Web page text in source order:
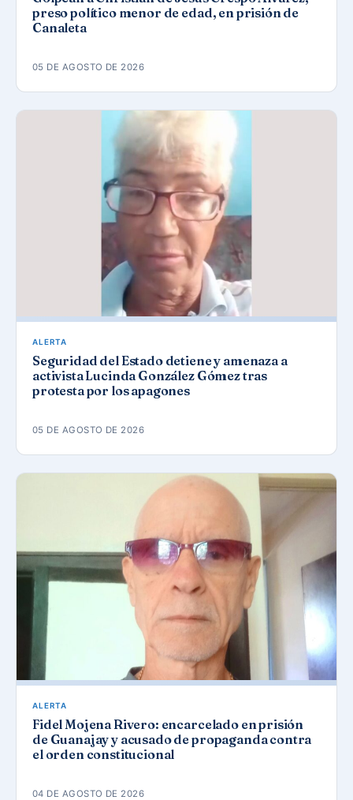
preso político menor de edad, en prisión de
Canaleta
05 DE AGOSTO DE 2026
ALERTA
Seguridad del Estado detiene y amenaza a
activista Lucinda González Gómez tras
protesta por los apagones
05 DE AGOSTO DE 2026
ALERTA
Fidel Mojena Rivero: encarcelado en prisión
de Guanajay y acusado de propaganda contra
el orden constitucional
04 DE AGOSTO DE 2026